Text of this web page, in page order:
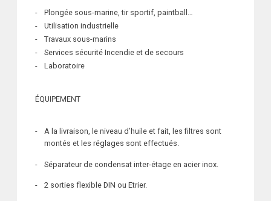
Plongée sous-marine, tir sportif, paintball…
Utilisation industrielle
Travaux sous-marins
Services sécurité Incendie et de secours
Laboratoire
ÉQUIPEMENT
A la livraison, le niveau d’huile et fait, les filtres sont
montés et les réglages sont effectués.
Séparateur de condensat inter-étage en acier inox.
2 sorties flexible DIN ou Etrier.